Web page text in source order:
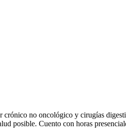
no oncológico y cirugías
posible. Cuento con horas